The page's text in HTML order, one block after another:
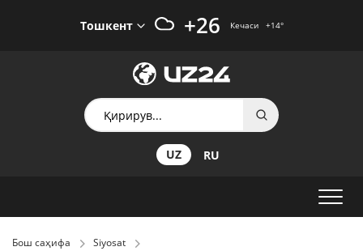
Тошкент +26 Кечаси +14°
UZ RU
Бош саҳифа
Siyosat